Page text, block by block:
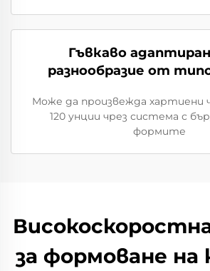
Гъвкаво
разнообразие от
Може да произвежда хартиени
120 унции чрез система с
формите
за формоване на